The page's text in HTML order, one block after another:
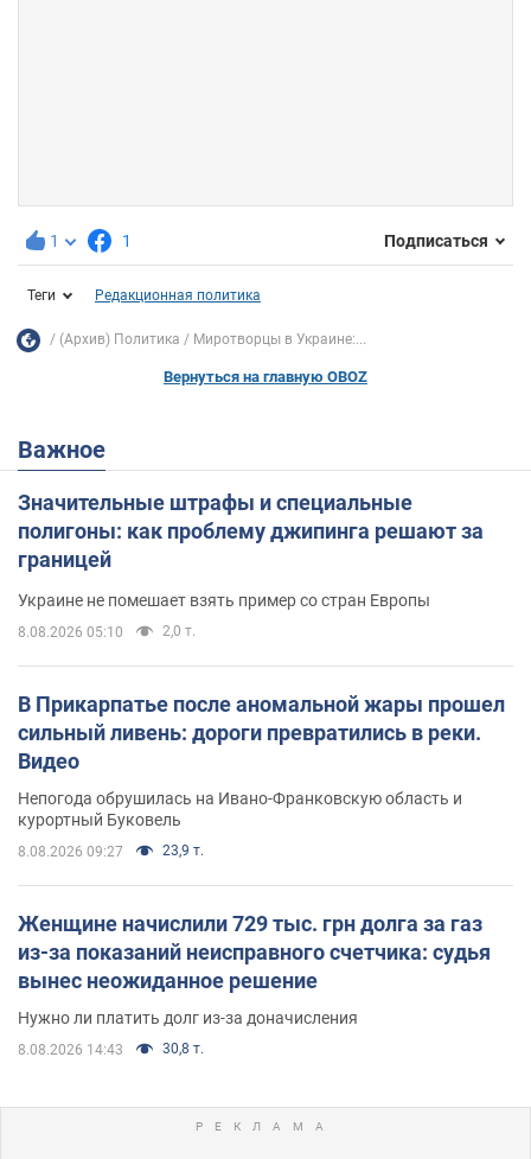
1 1 Подписаться
Теги Редакционная политика
(Архив) Политика Миротворцы в Украине:...
Вернуться на главную OBOZ
Важное
Значительные штрафы и специальные
полигоны: как проблему джипинга решают за
границей
Украине не помешает взять пример со стран Европы
8.08.2026 05:10 2,0 т.
В Прикарпатье после аномальной жары прошел
сильный ливень: дороги превратились в реки.
Видео
Непогода обрушилась на Ивано-Франковскую область и
курортный Буковель
8.08.2026 09:27 23,9 т.
Женщине начислили 729 тыс. грн долга за газ
из-за показаний неисправного счетчика: судья
вынес неожиданное решение
Нужно ли платить долг из-за доначисления
8.08.2026 14:43 30,8 т.